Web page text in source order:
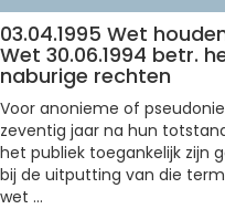
03.04.1995 Wet
Wet 30.06.1994 betr.
naburige rechten
Voor anonieme of
zeventig jaar na hun
het publiek toegankelijk zijn
bij de uitputting van die
wet ...